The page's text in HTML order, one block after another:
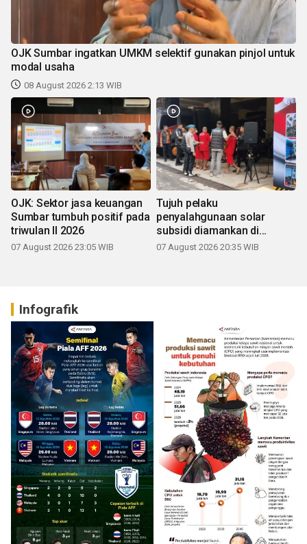
OJK Sumbar ingatkan UMKM selektif gunakan pinjol untuk
modal usaha
08 August 2026 2:13 WIB
OJK: Sektor jasa keuangan
Sumbar tumbuh positif pada
triwulan II 2026
07 August 2026 23:05 WIB
Tujuh pelaku
penyalahgunaan solar
subsidi diamankan di
Sumbar
07 August 2026 20:35 WIB
Infografik